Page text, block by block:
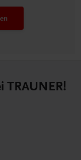
TRAUNER!